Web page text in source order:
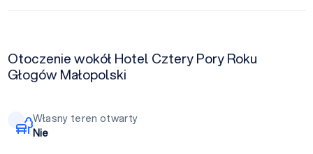
Otoczenie wokół Hotel Cztery Pory Roku
Głogów Małopolski
Własny teren otwarty
Nie